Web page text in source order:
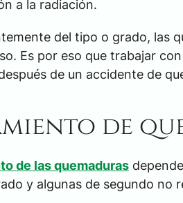
a la radiación.
del tipo o grado, las
Es por eso que trabajar
de un accidente de
de
de las quemaduras
y algunas de segundo no